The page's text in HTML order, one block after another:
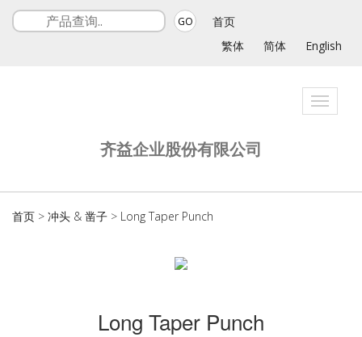
GO
首页
繁体
简体 English
Toggle
齐益企业股份有限公司
首页 > 冲头 & 凿子 > Long Taper Punch
Long Taper Punch